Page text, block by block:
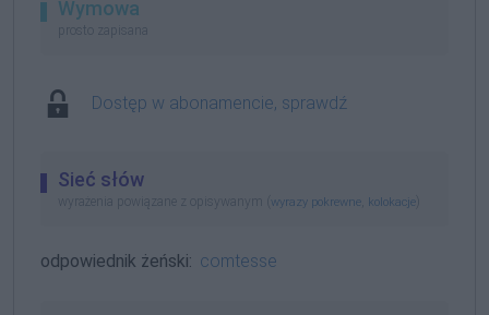
Wymowa
prosto zapisana
Dostęp w abonamencie, sprawdź
Sieć słów
wyrażenia powiązane z opisywanym ( wyrazy pokrewne kolokacje
odpowiednik żeński: comtesse